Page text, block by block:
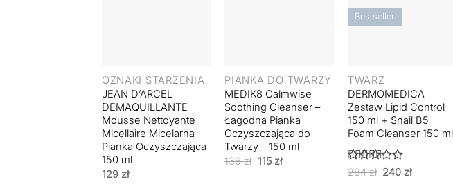
OZNAKI STARZENIA
JEAN D’ARCEL
DEMAQUILLANTE
Mousse Nettoyante
Micellaire Micelarna
Pianka Oczyszczająca
150 ml
129 zł
PIANKA DO TWARZY
MEDIK8 Calmwise
Soothing Cleanser –
Łagodna Pianka
Oczyszczająca do
Twarzy – 150 ml
136zł Pierwotna
115 złAktualna
Bestseller
TWARZ
DERMOMEDICA
Zestaw Lipid Control
150 ml + Snail B5
Foam Cleanser 150 ml
Oceniono
284zł Pierwotna
240 złAktualna